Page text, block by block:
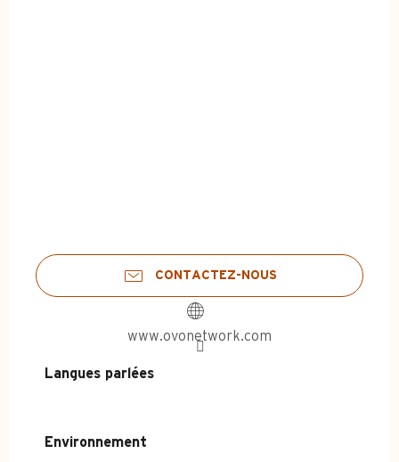
CONTACTEZ-NOUS
www.ovonetwork.com
Langues parlées
Langues parlées
Environnement
Environnement